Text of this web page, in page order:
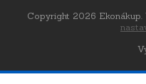
Copyright 2026 Ekonákup.